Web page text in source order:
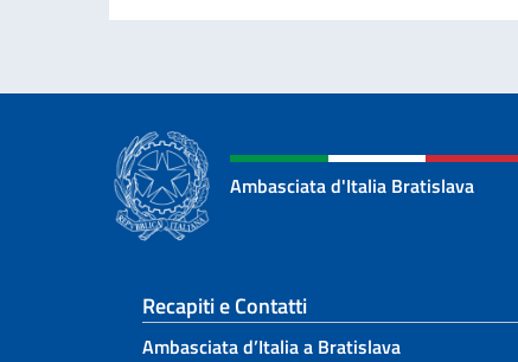
Ambasciata d'Italia Bratislava
Sezione footer
Recapiti e Contatti
Ambasciata d’Italia a Bratislava